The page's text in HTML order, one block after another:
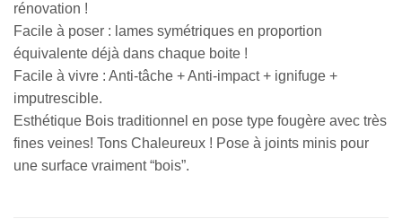
rénovation !
Facile à poser : lames symétriques en proportion
équivalente déjà dans chaque boite !
Facile à vivre : Anti-tâche + Anti-impact + ignifuge +
imputrescible.
Esthétique Bois traditionnel en pose type fougère avec très
fines veines! Tons Chaleureux ! Pose à joints minis pour
une surface vraiment “bois”.